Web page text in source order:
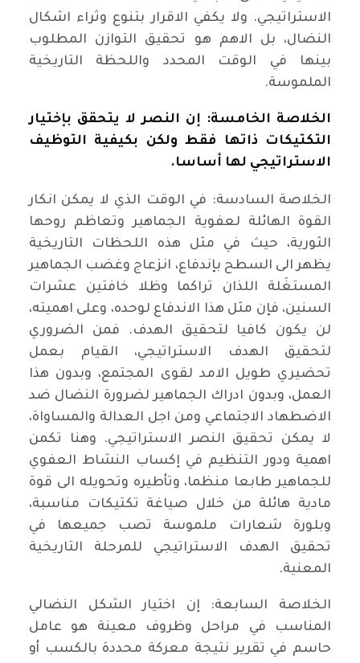
الاستراتيجي. ولا يكفي الاقرار بتنوع وثراء اشكال
النضال، بل الاهم هو تحقيق التوازن المطلوب
بينها في الوقت المحدد واللحظة التاريخية
الملموسة.
الخلاصة الخامسة: إن النصر لا يتحقق بإختيار
التكتيكات ذاتها فقط ولكن بكيفية التوظيف
الاستراتيجي لها أساسا.
الخلاصة السادسة: في الوقت الذي لا يمكن انكار
القوة الهائلة لعفوية الجماهير وتعاظم روحها
الثورية، حيث في مثل هذه اللحظات التاريخية
يظهر الى السطح بإندفاع، انزعاج وغضب الجماهير
المستغَلة اللذان تراكما وظلا خافتين عشرات
السنين، فإن مثل هذا الاندفاع لوحده، وعلى اهميته،
لن يكون كافيا لتحقيق الهدف. فمن الضروري
لتحقيق الهدف الاستراتيجي، القيام بعمل
تحضيري طويل الامد لقوى المجتمع، وبدون هذا
العمل، وبدون ادراك الجماهير لضرورة النضال ضد
الاضطهاد الاجتماعي ومن اجل العدالة والمساواة،
لا يمكن تحقيق النصر الاستراتيجي. وهنا تكمن
اهمية ودور التنظيم في إكساب النشاط العفوي
للجماهير طابعا منظما، وتأطيره وتحويله الى قوة
مادية هائلة من خلال صياغة تكتيكات مناسبة،
وبلورة شعارات ملموسة تصب جميعها في
تحقيق الهدف الاستراتيجي للمرحلة التاريخية
المعنية.
الخلاصة السابعة: إن اختيار الشكل النضالي
المناسب في مراحل وظروف معينة هو عامل
حاسم في تقرير نتيجة معركة محددة بالكسب أو